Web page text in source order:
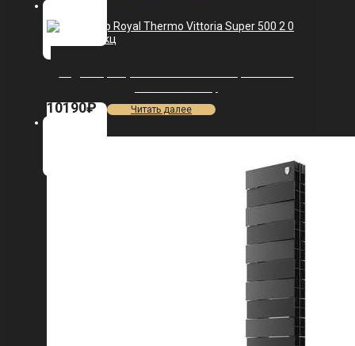
10190₽ Читать далее